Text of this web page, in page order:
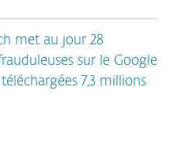
met au jour 28
sur le Google
7,3 millions